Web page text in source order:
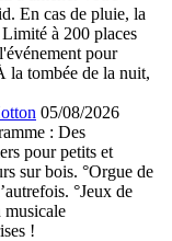
En cas de pluie, la
à 200 places
pour
la tombée de la nuit,
05/08/2026
: Des
pour petits et
sur bois. °Orgue de
°Jeux de
musicale
!